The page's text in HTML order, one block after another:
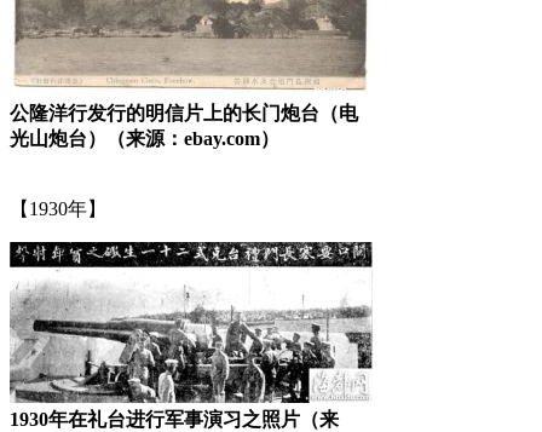
公隆洋行发行的明信片上的长门炮台（电
光山炮台）（来源：ebay.com）
【1930年】
1930年在礼台进行军事演习之照片（来